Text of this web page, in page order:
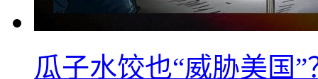
瓜子水饺也“威胁美国”